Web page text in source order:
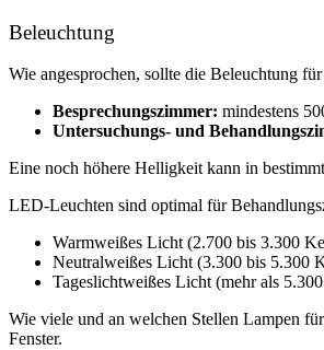
Beleuchtung
Wie angesprochen, sollte die Beleuchtung
Besprechungszimmer: mindestens
Untersuchungs- und
Eine noch höhere Helligkeit kann in
LED-Leuchten sind optimal für
Warmweißes Licht (2.700 bis 3.300
Neutralweißes Licht (3.300 bis 5.300
Tageslichtweißes Licht (mehr als
Wie viele und an welchen Stellen Lampen
Fenster.